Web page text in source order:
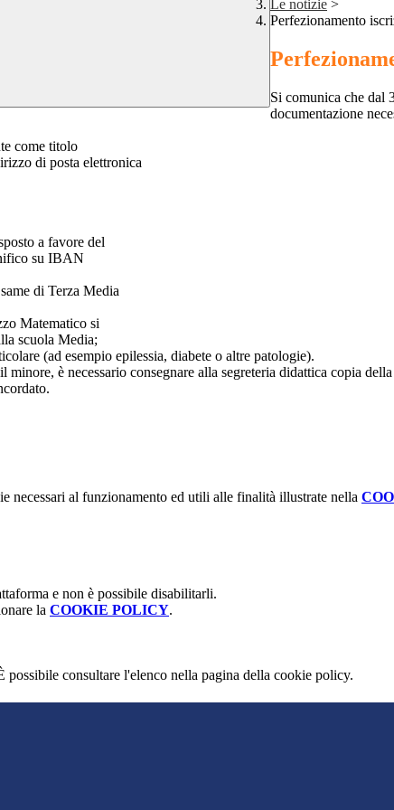
Le notizie >
Perfezionamento
Si comunica che dal
documentazione
come titolo
di posta elettronica
a favore del
su IBAN
di Terza Media
Matematico si
scuola Media;
(ad esempio epilessia, diabete o altre patologie).
è necessario consegnare alla segreteria didattica copia
necessari al funzionamento ed utili alle finalità illustrate nella
e non è possibile disabilitarli.
la COOKIE POLICY.
consultare l'elenco nella pagina della cookie policy.